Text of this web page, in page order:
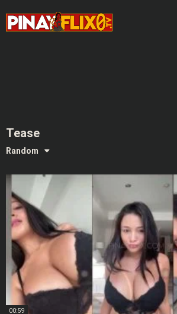
to
content
Tease
Random
00:59